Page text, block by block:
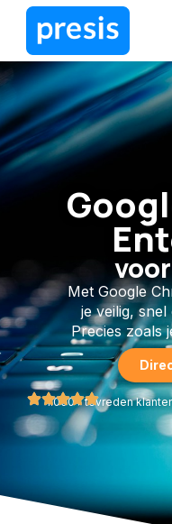
Met Google
je veilig,
Precies zoals
1.000+ tevreden